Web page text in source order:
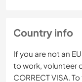
Country info
If you are not an
to work, volunteer
CORRECT VISA.